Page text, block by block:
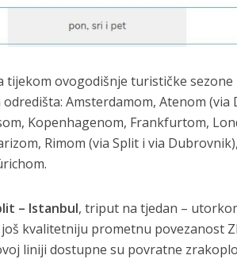
tijekom ovogodišnje turističke sezone
Amsterdamom, Atenom
Kopenhagenom, Frankfurtom,
Rimom (via Split i via
– Istanbul, triput na tjedan –
kvalitetniju prometnu povezanost
liniji dostupne su povratne